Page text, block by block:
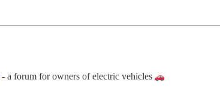
- a forum for owners of electric vehicles